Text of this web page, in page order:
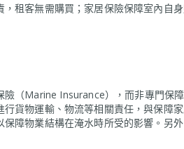
租客無需購買；家居保險保障室內自
（Marine Insurance），而非專門保
貨物運輸、物流等相關責任，與保障
障物業結構在淹水時所受的影響。另